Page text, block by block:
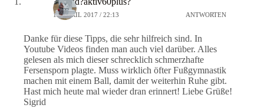
10. APRIL 2017 / 22:13 ANTWORTEN
Danke für diese Tipps, die sehr hilfreich sind. In
Youtube Videos finden man auch viel darüber. Alles
gelesen als mich dieser schrecklich schmerzhafte
Fersensporn plagte. Muss wirklich öfter Fußgymnastik
machen mit einem Ball, damit der weiterhin Ruhe gibt.
Hast mich heute mal wieder dran erinnert! Liebe Grüße!
Sigrid